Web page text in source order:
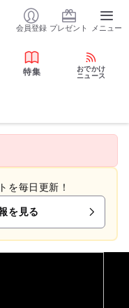
会員登録 プレゼント メニュー
特集
おでかけ
ニュース
を毎日更新！
を見る